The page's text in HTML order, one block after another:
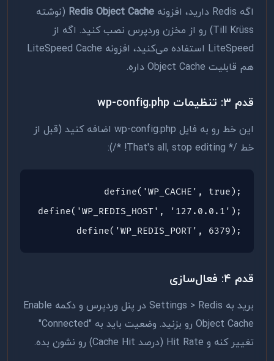
اگه Redis دارید، افزونه Redis Object Cache (نوشته
Till Krüss) رو از مخزن وردپرس نصب کنید. اگه از
LiteSpeed استفاده می‌کنید، افزونه LiteSpeed Cache
هم قابلیت Object Cache داره.
قدم ۳: تنظیمات wp-config.php
این خط رو به فایل wp-config.php اضافه کنید (قبل از
خط /* That's all, stop editing! */):
define('WP_CACHE', true);
define('WP_REDIS_HOST', '127.0.0.1');
define('WP_REDIS_PORT', 6379);
قدم ۴: فعال‌سازی
برید به Settings > Redis در پنل وردپرس و دکمه Enable
Object Cache رو بزنید. وضعیت باید به "Connected"
تغییر کنه و Hit Rate (درصد Cache Hit) رو نشون بده.